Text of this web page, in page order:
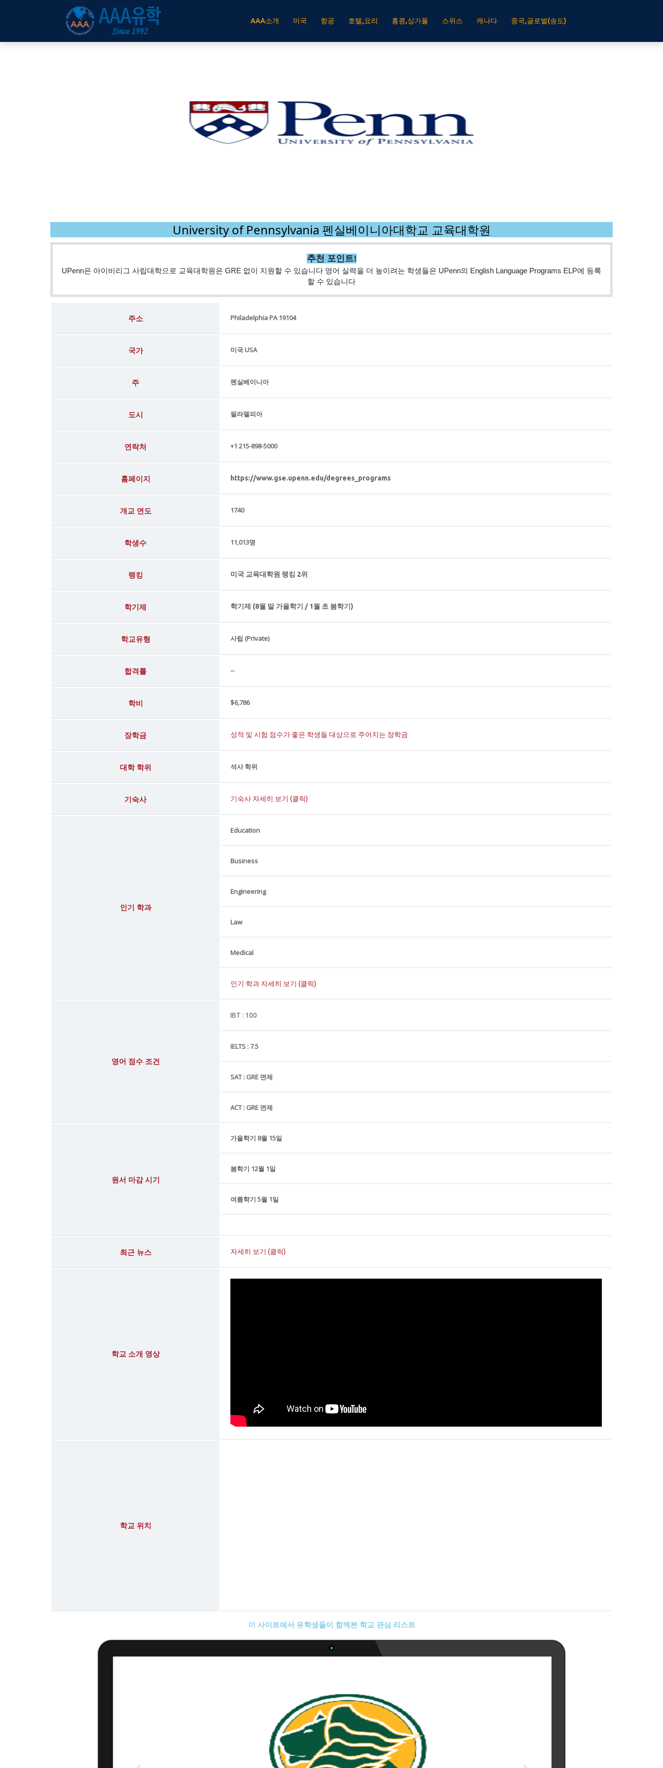
AAA소개 미국 항공 호텔,요리 홍콩,싱가폴 스위스 캐나다 중국,글로벌(송도)
University of Pennsylvania 펜실베이니아대학교 교육대학원
추천 포인트!
UPenn은 아이비리그 사립대학으로 교육대학원은 GRE 없이 지원할 수 있습니다 영어 실력을 더 높이려는 학생들은 UPenn의 English Language Programs ELP에 등록
할 수 있습니다
주소 Philadelphia PA 19104
국가 미국 USA
주 펜실베이니아
도시 필라델피아
연락처 +1 215-898-5000
홈페이지 https://www.gse.upenn.edu/degrees_programs
개교 연도 1740
학생수 11,013명
랭킹 미국 교육대학원 랭킹 2위
학기제 학기제 (8월 말 가을학기 / 1월 초 봄학기)
학교유형 사립 (Private)
합격률 --
학비 $6,786
장학금 성적 및 시험 점수가 좋은 학생들 대상으로 주어지는 장학금
대학 학위 석사 학위
기숙사 기숙사 자세히 보기 (클릭)
인기 학과
Education
Business
Engineering
Law
Medical
인기 학과 자세히 보기 (클릭)
영어 점수 조건
IBT : 100
IELTS : 7.5
SAT : GRE 면제
ACT : GRE 면제
원서 마감 시기
가을학기 8월 15일
봄학기 12월 1일
여름학기 5월 1일
최근 뉴스 자세히 보기 (클릭)
학교 소개 영상
학교 위치
이 사이트에서 유학생들이 함께본 학교 관심 리스트